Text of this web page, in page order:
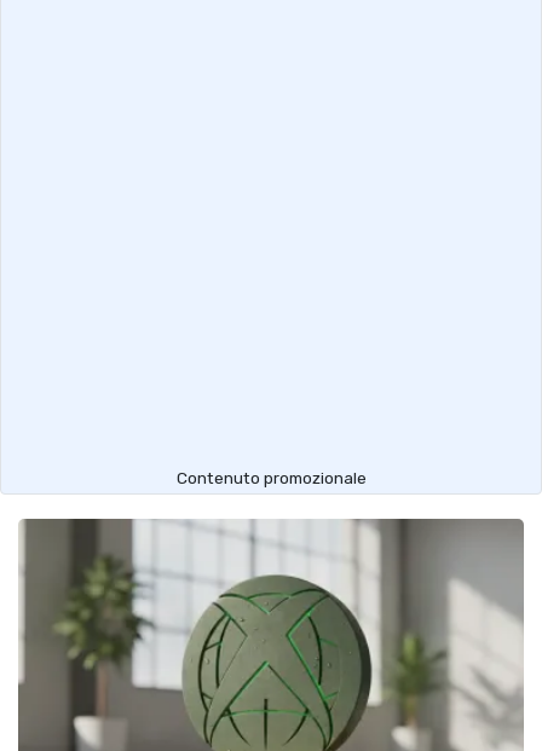
Contenuto promozionale